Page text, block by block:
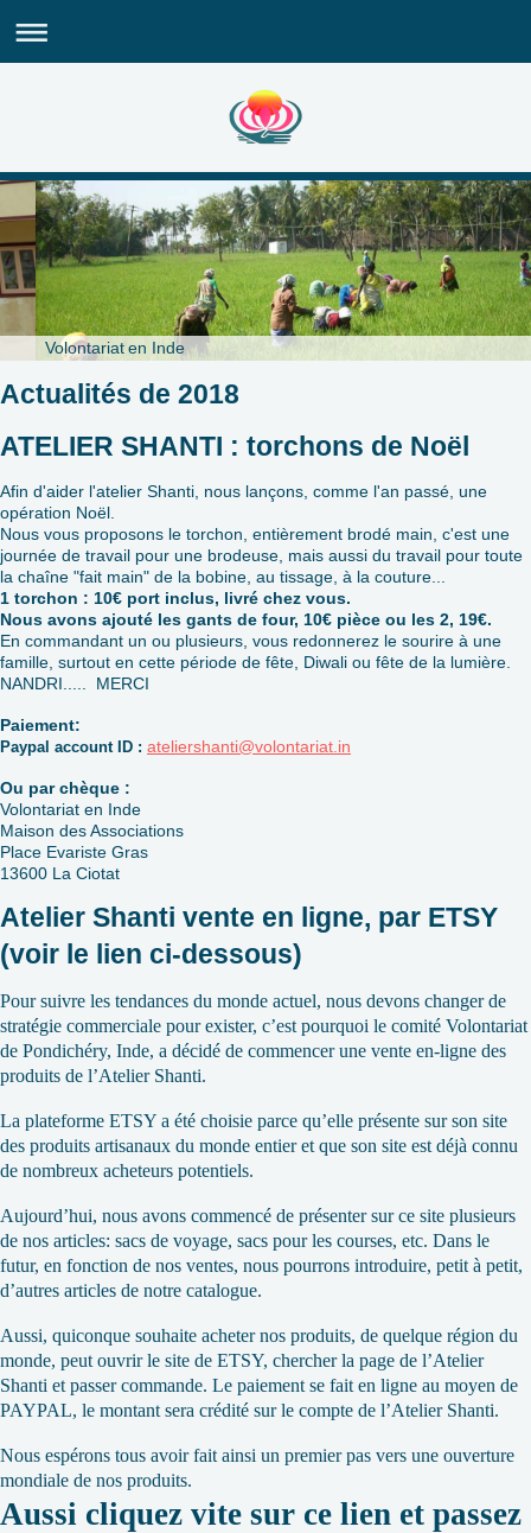
Volontariat en Inde
Actualités de 2018
ATELIER SHANTI : torchons de Noël
Afin d'aider l'atelier Shanti, nous lançons, comme l'an passé, une
opération Noël.
Nous vous proposons le torchon, entièrement brodé main, c'est une
journée de travail pour une brodeuse, mais aussi du travail pour toute
la chaîne "fait main" de la bobine, au tissage, à la couture...
1 torchon : 10€ port inclus, livré chez vous.
Nous avons ajouté les gants de four, 10€ pièce ou les 2, 19€.
En commandant un ou plusieurs, vous redonnerez le sourire à une
famille, surtout en cette période de fête, Diwali ou fête de la lumière.
NANDRI..... MERCI
Paiement:
Paypal account ID : ateliershanti@volontariat.in
Ou par chèque :
Volontariat en Inde
Maison des Associations
Place Evariste Gras
13600 La Ciotat
Atelier Shanti vente en ligne, par ETSY
(voir le lien ci-dessous)
Pour suivre les tendances du monde actuel, nous devons changer de
stratégie commerciale pour exister, c’est pourquoi le comité Volontariat
de Pondichéry, Inde, a décidé de commencer une vente en-ligne des
produits de l’Atelier Shanti.
La plateforme ETSY a été choisie parce qu’elle présente sur son site
des produits artisanaux du monde entier et que son site est déjà connu
de nombreux acheteurs potentiels.
Aujourd’hui, nous avons commencé de présenter sur ce site plusieurs
de nos articles: sacs de voyage, sacs pour les courses, etc. Dans le
futur, en fonction de nos ventes, nous pourrons introduire, petit à petit,
d’autres articles de notre catalogue.
Aussi, quiconque souhaite acheter nos produits, de quelque région du
monde, peut ouvrir le site de ETSY, chercher la page de l’Atelier
Shanti et passer commande. Le paiement se fait en ligne au moyen de
PAYPAL, le montant sera crédité sur le compte de l’Atelier Shanti.
Nous espérons tous avoir fait ainsi un premier pas vers une ouverture
mondiale de nos produits.
Aussi cliquez vite sur ce lien et passez